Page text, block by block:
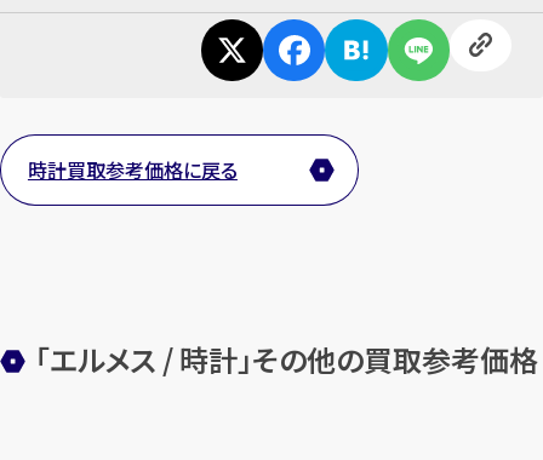
時計買取参考価格に戻る
「エルメス / 時計」その他の買取参考価格